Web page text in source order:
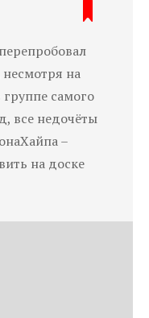
несмотря на
самого
все недочёты
–
на доске